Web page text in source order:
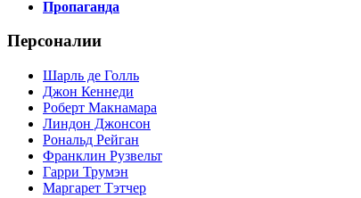
Пропаганда
Персоналии
Шарль де Голль
Джон Кеннеди
Роберт Макнамара
Линдон Джонсон
Рональд Рейган
Франклин Рузвельт
Гарри Трумэн
Маргарет Тэтчер